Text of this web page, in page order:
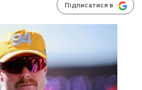
Підписатися в